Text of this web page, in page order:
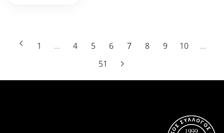
1 … 4 5 6 7 8 9 10
…
51